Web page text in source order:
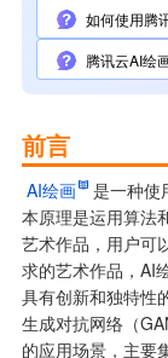
如何使用腾
腾讯云AI绘
前言
AI绘画 是一种使
本原理是运用算法
艺术作品，用户可
求的艺术作品，AI
具有创新和独特性
生成对抗网络（
的应用场景，主要